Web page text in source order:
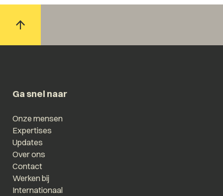
Ga snel naar
Onze mensen
Expertises
Updates
Over ons
Contact
Werken bij
Internationaal